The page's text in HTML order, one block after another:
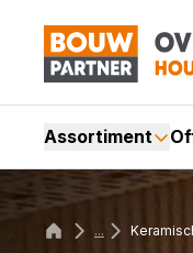
Assortiment
...